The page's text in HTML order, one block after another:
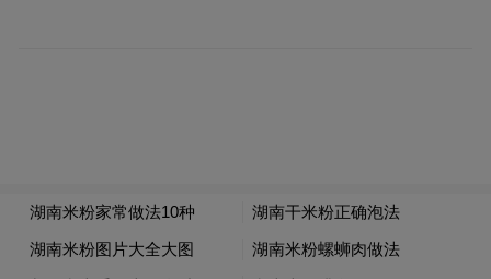
日市场，畅通国内大循环，实现农民增收和
消费提质扩容良性循环。阿里巴巴集团作为